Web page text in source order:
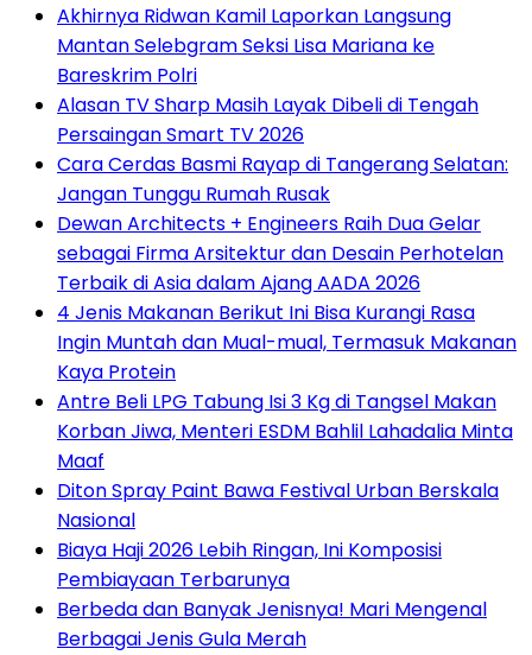
Akhirnya Ridwan Kamil Laporkan Langsung
Mantan Selebgram Seksi Lisa Mariana ke
Bareskrim Polri
Alasan TV Sharp Masih Layak Dibeli di Tengah
Persaingan Smart TV 2026
Cara Cerdas Basmi Rayap di Tangerang Selatan:
Jangan Tunggu Rumah Rusak
Dewan Architects + Engineers Raih Dua Gelar
sebagai Firma Arsitektur dan Desain Perhotelan
Terbaik di Asia dalam Ajang AADA 2026
4 Jenis Makanan Berikut Ini Bisa Kurangi Rasa
Ingin Muntah dan Mual-mual, Termasuk Makanan
Kaya Protein
Antre Beli LPG Tabung Isi 3 Kg di Tangsel Makan
Korban Jiwa, Menteri ESDM Bahlil Lahadalia Minta
Maaf
Diton Spray Paint Bawa Festival Urban Berskala
Nasional
Biaya Haji 2026 Lebih Ringan, Ini Komposisi
Pembiayaan Terbarunya
Berbeda dan Banyak Jenisnya! Mari Mengenal
Berbagai Jenis Gula Merah